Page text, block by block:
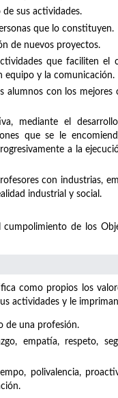
sus actividades.
que lo constituyen.
de nuevos proyectos.
que faciliten el
equipo y la comunicación.
alumnos con los mejores
mediante el
que se le
a la
con industrias,
industrial y social.
de los
como propios los
actividades y le
de una profesión.
empatía, respeto,
polivalencia,